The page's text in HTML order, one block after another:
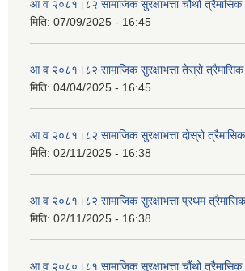
आ व २०८१।८२ सामाजिक सुरक्षाभत्ता चौथो त्रैमासिक
मिति: 07/09/2025 - 16:45
आ व २०८१।८२ सामाजिक सुरक्षाभत्ता तेस्रो त्रैमासिक
मिति: 04/04/2025 - 16:45
आ व २०८१।८२ सामाजिक सुरक्षाभत्ता दोस्रो
मिति: 02/11/2025 - 16:38
आ व २०८१।८२ सामाजिक सुरक्षाभत्ता प्रथम
मिति: 02/11/2025 - 16:38
आ व २०८०।८१ सामाजिक सुरक्षाभत्ता चौंथो त्रैमासिक